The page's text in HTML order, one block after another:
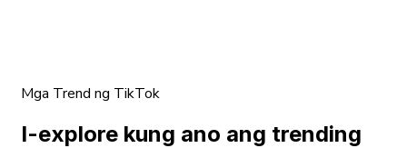
Mga Trend ng TikTok
I-explore kung ano ang trending